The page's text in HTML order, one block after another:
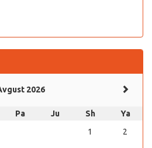
2026
Pa Ju Sh
Ya
1
2